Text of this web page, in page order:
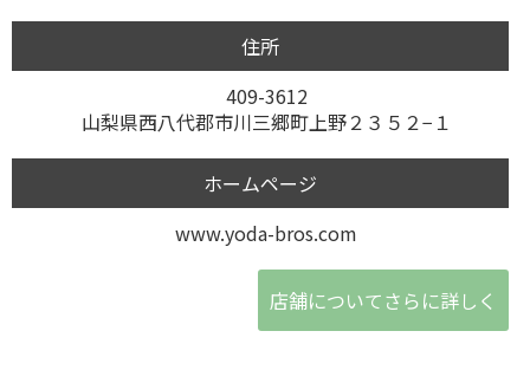
住所
409-3612
山梨県西八代郡市川三郷町上野２３５２−１
ホームページ
www.yoda-bros.com
店舗についてさらに詳しく